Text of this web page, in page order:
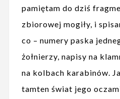
pamiętam do dziś
zbiorowej mogiły, i
co – numery paska
żołnierzy, napisy na
na kolbach karabinów.
tamten świat jego